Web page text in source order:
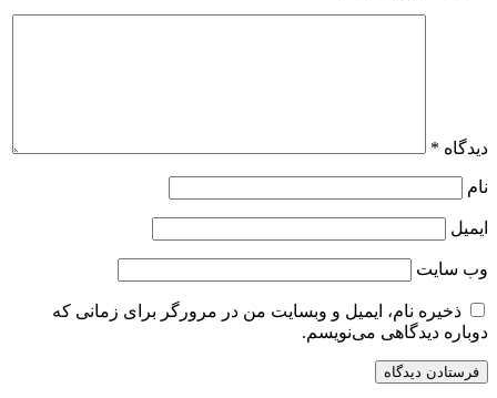
دیدگاه *
نام
ایمیل
وب‌ سایت
ذخیره نام، ایمیل و وبسایت من در مرورگر برای زمانی که
دوباره دیدگاهی می‌نویسم.